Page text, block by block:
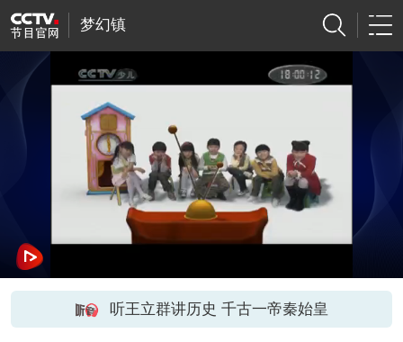
梦幻镇
听王立群讲历史 千古一帝秦始皇